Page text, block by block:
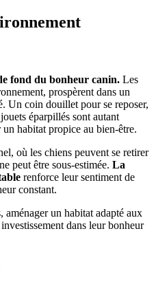
fond du bonheur canin. Les
prospèrent dans un
Un coin douillet pour se reposer,
éparpillés sont autant
habitat propice au bien-être.
où les chiens peuvent se retirer
peut être sous-estimée. La
renforce leur sentiment de
constant.
aménager un habitat adapté aux
dans leur bonheur